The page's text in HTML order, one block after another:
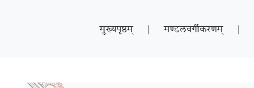
मुख्यपृष्ठम् | मण्डलवर्गीकरणम् |